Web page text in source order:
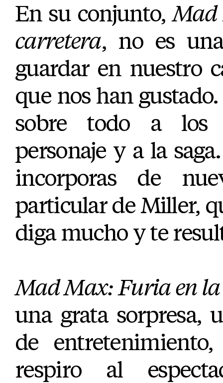
En su conjunto,Mad
carretera, no es
guardar en nuestro
que nos han
sobre todo a los
personaje y a la
incorporas de
particular de Miller,
diga mucho y te
Mad Max: Furia en
una grata sorpresa,
de
respiro al